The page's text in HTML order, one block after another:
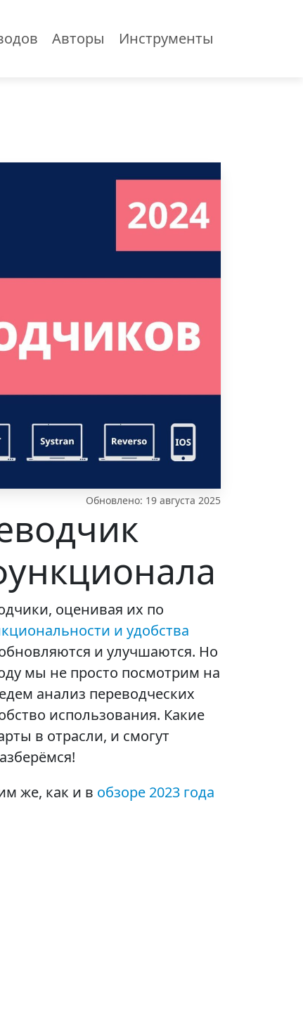
Авторы Инструменты
Обновлено: 19 августа 2025
оценивая их по
и удобства
и улучшаются. Но
мы не просто посмотрим на
анализ переводческих
использования. Какие
в отрасли, и смогут
же, как и в обзоре 2023 года